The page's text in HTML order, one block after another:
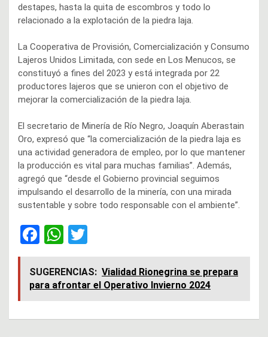
destapes, hasta la quita de escombros y todo lo
relacionado a la explotación de la piedra laja.
La Cooperativa de Provisión, Comercialización y Consumo
Lajeros Unidos Limitada, con sede en Los Menucos, se
constituyó a fines del 2023 y está integrada por 22
productores lajeros que se unieron con el objetivo de
mejorar la comercialización de la piedra laja.
El secretario de Minería de Río Negro, Joaquín Aberastain
Oro, expresó que “la comercialización de la piedra laja es
una actividad generadora de empleo, por lo que mantener
la producción es vital para muchas familias”. Además,
agregó que “desde el Gobierno provincial seguimos
impulsando el desarrollo de la minería, con una mirada
sustentable y sobre todo responsable con el ambiente”.
F
a
ce
b
W
h
at
s
wi
tt
er
SUGERENCIAS: Vialidad Rionegrina se prepara
para afrontar el Operativo Invierno 2024